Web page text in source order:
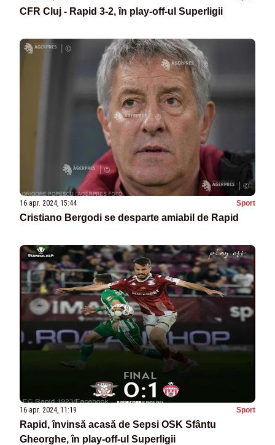
CFR Cluj - Rapid 3-2, în play-off-ul Superligii
16 apr. 2024, 15:44 Sport
Cristiano Bergodi se desparte amiabil de Rapid
16 apr. 2024, 11:19 Sport
Rapid, învinsă acasă de Sepsi OSK Sfântu
Gheorghe, în play-off-ul Superligii